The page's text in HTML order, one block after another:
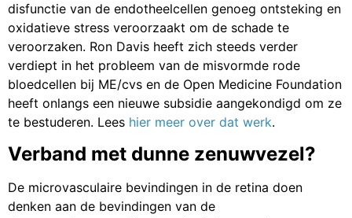
disfunctie van de endotheelcellen genoeg ontsteking en
oxidatieve stress veroorzaakt om de schade te
veroorzaken. Ron Davis heeft zich steeds verder
verdiept in het probleem van de misvormde rode
bloedcellen bij ME/cvs en de Open Medicine Foundation
heeft onlangs een nieuwe subsidie aangekondigd om ze
te bestuderen. Lees hier meer over dat werk.
Verband met dunne zenuwvezel?
De microvasculaire bevindingen in de retina doen
denken aan de bevindingen van de